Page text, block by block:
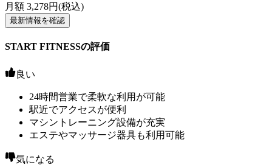
月額 3,278円(税込)
最新情報を確認
START FITNESSの評価
良い
24時間営業で柔軟な利用が可能
駅近でアクセスが便利
マシントレーニング設備が充実
エステやマッサージ器具も利用可能
気になる